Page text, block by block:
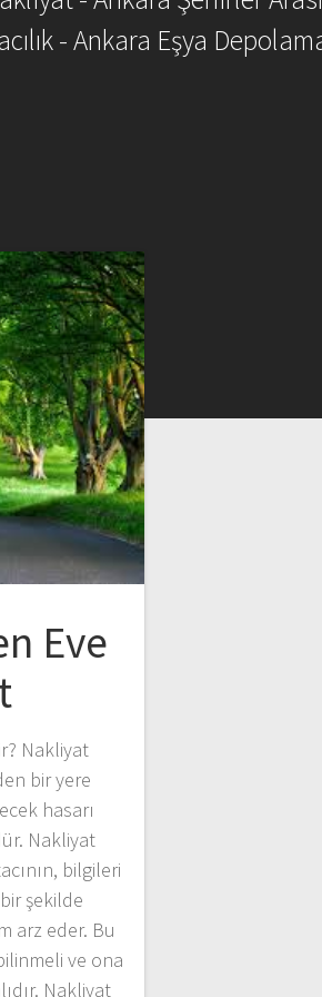
- Ankara Eşya
Eve
Nakliyat
bir yere
hasarı
Nakliyat
bilgileri
şekilde
arz eder. Bu
ve ona
Nakliyat